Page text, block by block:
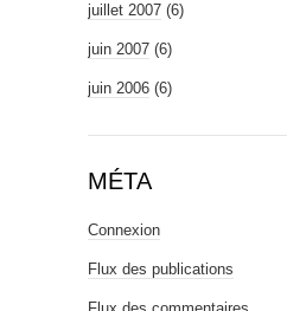
juillet 2007 (6)
juin 2007 (6)
juin 2006 (6)
MÉTA
Connexion
Flux des publications